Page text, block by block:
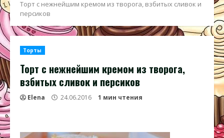
Торт с нежнейшим кремом из творога, взбитых сливок и
персиков
Торты
Торт с нежнейшим кремом из творога,
взбитых сливок и персиков
Elena 24.06.2016 1 мин чтения